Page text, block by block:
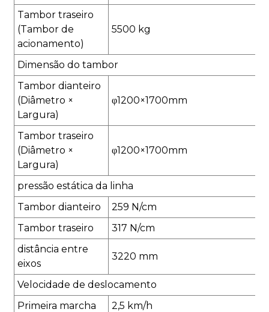
Tambor traseiro
(Tambor de
acionamento)
5500 kg
Dimensão do tambor
Tambor dianteiro
(Diâmetro ×
Largura)
φ1200×1700mm
Tambor traseiro
(Diâmetro ×
Largura)
φ1200×1700mm
pressão estática da linha
Tambor dianteiro
259 N/cm
Tambor traseiro
317 N/cm
distância entre
eixos
3220 mm
Velocidade de deslocamento
Primeira marcha
2,5 km/h